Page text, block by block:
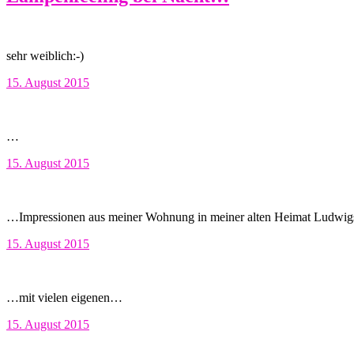
sehr weiblich:-)
15. August 2015
…
15. August 2015
…Impressionen aus meiner Wohnung in meiner alten Heimat
15. August 2015
…mit vielen eigenen…
15. August 2015